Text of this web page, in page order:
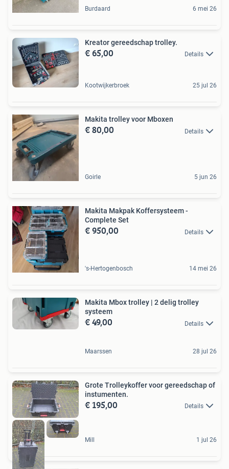
Burdaard 6 mei 26
Kreator gereedschap trolley.
€ 65,00 Details
Kootwijkerbroek 25 jul 26
Makita trolley voor Mboxen
€ 80,00 Details
Goirle 5 jun 26
Makita Makpak Koffersysteem -
Complete Set
€ 950,00 Details
's-Hertogenbosch 14 mei 26
Makita Mbox trolley | 2 delig trolley
systeem
€ 49,00 Details
Maarssen 28 jul 26
Grote Trolleykoffer voor gereedschap of
instumenten.
€ 195,00 Details
Mill 1 jul 26